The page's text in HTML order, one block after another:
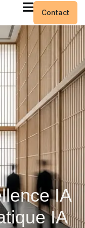
Contact
IA
IA